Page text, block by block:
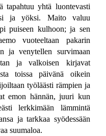
tapahtuu yhtä luontevasti
ja yöksi. Maito valuu
puiseen kulhoon; ja sen
vuoteeltaan pakarin
ja venytellen survimaan
ja valkoisen kirjavat
toissa päivänä oikein
työläästi rämpien ja
emon hännän, juuri kun
lerkkimään lämmintä
ja tarkkaa syödessään
suumaloa.